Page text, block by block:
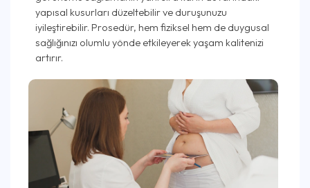
yapısal kusurları düzeltebilir ve duruşunuzu
iyileştirebilir. Prosedür, hem fiziksel hem de duygusal
sağlığınızı olumlu yönde etkileyerek yaşam kalitenizi
artırır.